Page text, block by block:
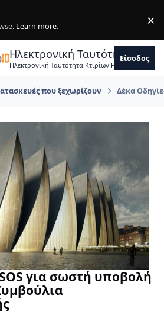
Learn more. ×
Ηλεκτρονική Ταυτότητα
Ηλεκτρονική Ταυτότητα Κτιρίων Forum
Είσοδος
που ξεχωρίζουν Δέκα
για σωστή υποβολή